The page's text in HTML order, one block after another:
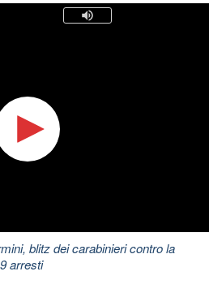
blitz dei carabinieri contro la
arresti